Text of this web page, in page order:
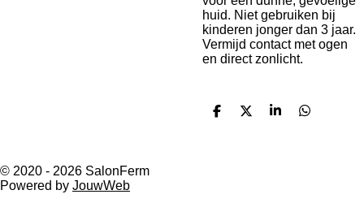
huid. Niet gebruiken bij
kinderen jonger dan 3 jaar.
Vermijd contact met ogen
en direct zonlicht.
D
D
S
D
© 2020 - 2026 SalonFerm
Powered by JouwWeb